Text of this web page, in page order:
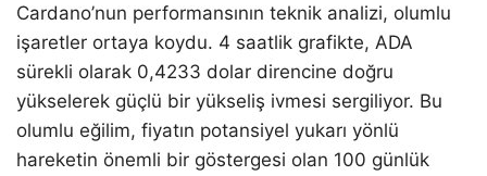
Cardano’nun performansının teknik analizi, olumlu
işaretler ortaya koydu. 4 saatlik grafikte, ADA
sürekli olarak 0,4233 dolar direncine doğru
yükselerek güçlü bir yükseliş ivmesi sergiliyor. Bu
olumlu eğilim, fiyatın potansiyel yukarı yönlü
hareketin önemli bir göstergesi olan 100 günlük